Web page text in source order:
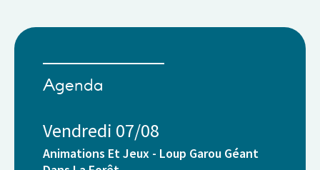
Agenda
Vendredi 07/08
Animations Et Jeux - Loup Garou Géant